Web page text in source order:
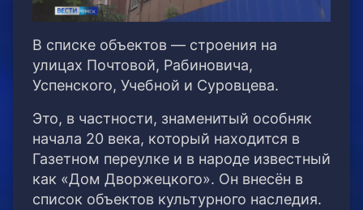
В списке объектов — строения на
улицах Почтовой, Рабиновича,
Успенского, Учебной и Суровцева.
Это, в частности, знаменитый особняк
начала 20 века, который находится в
Газетном переулке и в народе известный
как «Дом Дворжецкого». Он внесён в
список объектов культурного наследия.